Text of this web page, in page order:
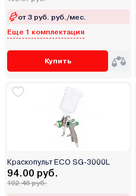
от 3 руб. руб./мес.
Еще 1 комплектация
Купить
Краскопульт ECO SG-3000L
94.00 руб.
102.46 руб.